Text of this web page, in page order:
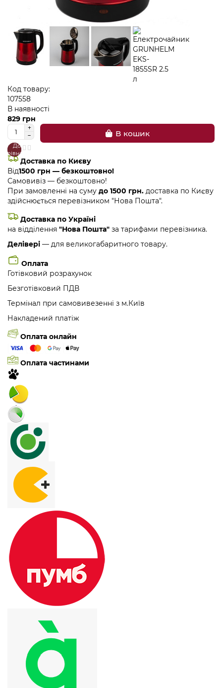
Код товару:
107558
В наявності
829 грн
В кошик
В
закладки
До
Доставка по Києву
Від1500 грн — безкоштовно!
Самовивіз — безкоштовно!
При замовленні на суму до 1500 грн. доставка по Києву
здійснюється перевізником "Нова Пошта".
Доставка по Україні
на відділення "Нова Пошта" за тарифами перевізника.
Делівері — для великогабаритного товару.
Оплата
Готівковий розрахунок
Безготівковий ПДВ
Термінал при самовивезенні з м.Київ
Накладений платіж
Оплата онлайн
Оплата частинами